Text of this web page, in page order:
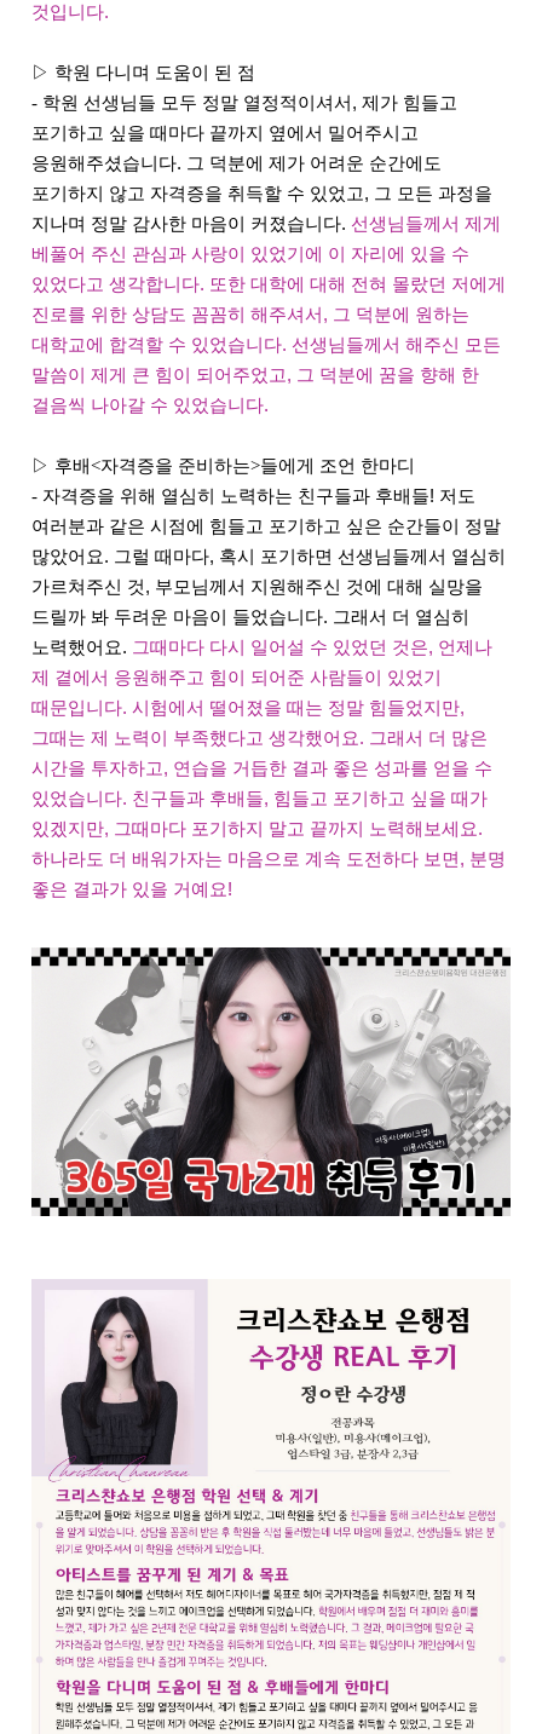
것입니다.
▷ 학원 다니며 도움이 된 점
- 학원 선생님들 모두 정말 열정적이셔서, 제가 힘들고
포기하고 싶을 때마다 끝까지 옆에서 밀어주시고
응원해주셨습니다. 그 덕분에 제가 어려운 순간에도
포기하지 않고 자격증을 취득할 수 있었고, 그 모든 과정을
지나며 정말 감사한 마음이 커졌습니다. 선생님들께서 제게
베풀어 주신 관심과 사랑이 있었기에 이 자리에 있을 수
있었다고 생각합니다. 또한 대학에 대해 전혀 몰랐던 저에게
진로를 위한 상담도 꼼꼼히 해주셔서, 그 덕분에 원하는
대학교에 합격할 수 있었습니다. 선생님들께서 해주신 모든
말씀이 제게 큰 힘이 되어주었고, 그 덕분에 꿈을 향해 한
걸음씩 나아갈 수 있었습니다.
▷ 후배<자격증을 준비하는>들에게 조언 한마디
- 자격증을 위해 열심히 노력하는 친구들과 후배들! 저도
여러분과 같은 시점에 힘들고 포기하고 싶은 순간들이 정말
많았어요. 그럴 때마다, 혹시 포기하면 선생님들께서 열심히
가르쳐주신 것, 부모님께서 지원해주신 것에 대해 실망을
드릴까 봐 두려운 마음이 들었습니다. 그래서 더 열심히
노력했어요. 그때마다 다시 일어설 수 있었던 것은, 언제나
제 곁에서 응원해주고 힘이 되어준 사람들이 있었기
때문입니다. 시험에서 떨어졌을 때는 정말 힘들었지만,
그때는 제 노력이 부족했다고 생각했어요. 그래서 더 많은
시간을 투자하고, 연습을 거듭한 결과 좋은 성과를 얻을 수
있었습니다. 친구들과 후배들, 힘들고 포기하고 싶을 때가
있겠지만, 그때마다 포기하지 말고 끝까지 노력해보세요.
하나라도 더 배워가자는 마음으로 계속 도전하다 보면, 분명
좋은 결과가 있을 거예요!